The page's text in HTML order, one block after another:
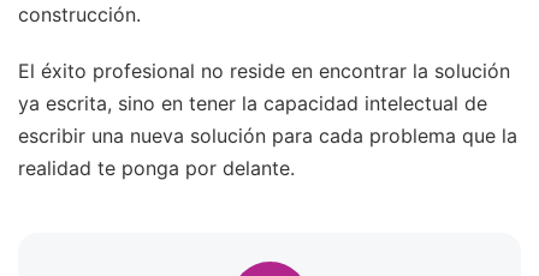
construcción.
El éxito profesional no reside en encontrar la solución
ya escrita, sino en tener la capacidad intelectual de
escribir una nueva solución para cada problema que la
realidad te ponga por delante.